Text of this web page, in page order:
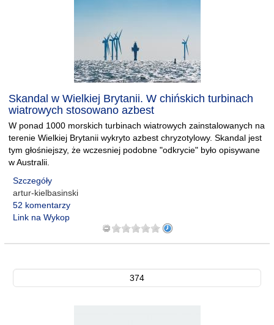
Skandal w Wielkiej Brytanii. W chińskich turbinach
wiatrowych stosowano azbest
W ponad 1000 morskich turbinach wiatrowych zainstalowanych na
terenie Wielkiej Brytanii wykryto azbest chryzotylowy. Skandal jest
tym głośniejszy, że wczesniej podobne "odkrycie" było opisywane
w Australii.
Szczegóły
artur-kielbasinski
52 komentarzy
Link na Wykop
374